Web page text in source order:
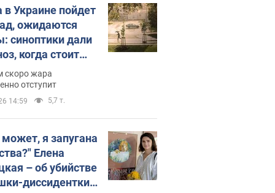
Украине пойдет
ожидаются
синоптики дали
когда стоит
изменения
скоро жара
отступит
14:59 5,7 т.
я запугана
Елена
– об убийстве
диссидентки